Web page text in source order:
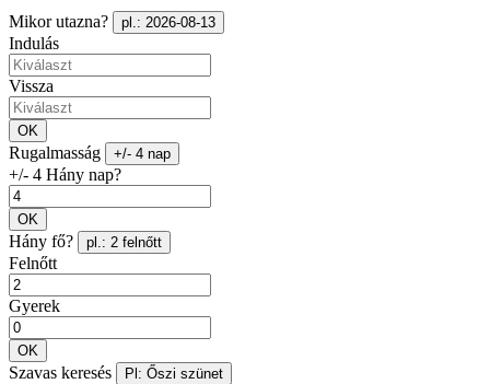
Mikor utazna? pl.: 2026-08-13
Indulás
Vissza
OK
Rugalmasság +/- 4 nap
+/- 4 Hány nap?
OK
Hány fő? pl.: 2 felnőtt
Felnőtt
Gyerek
OK
Szavas keresés Pl: Őszi szünet